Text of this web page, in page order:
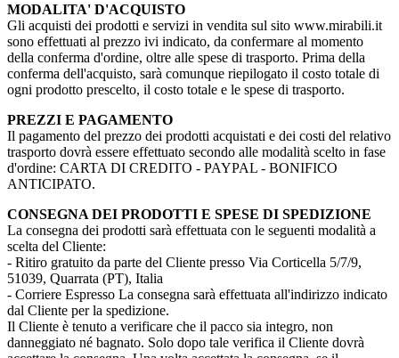
MODALITA' D'ACQUISTO
Gli acquisti dei prodotti e servizi in vendita sul sito www.mirabili.it
sono effettuati al prezzo ivi indicato, da confermare al momento
della conferma d'ordine, oltre alle spese di trasporto. Prima della
conferma dell'acquisto, sarà comunque riepilogato il costo totale di
ogni prodotto prescelto, il costo totale e le spese di trasporto.
PREZZI E PAGAMENTO
Il pagamento del prezzo dei prodotti acquistati e dei costi del relativo
trasporto dovrà essere effettuato secondo alle modalità scelto in fase
d'ordine: CARTA DI CREDITO - PAYPAL - BONIFICO
ANTICIPATO.
CONSEGNA DEI PRODOTTI E SPESE DI SPEDIZIONE
La consegna dei prodotti sarà effettuata con le seguenti modalità a
scelta del Cliente:
- Ritiro gratuito da parte del Cliente presso Via Corticella 5/7/9,
51039, Quarrata (PT), Italia
- Corriere Espresso La consegna sarà effettuata all'indirizzo indicato
dal Cliente per la spedizione.
Il Cliente è tenuto a verificare che il pacco sia integro, non
danneggiato né bagnato. Solo dopo tale verifica il Cliente dovrà